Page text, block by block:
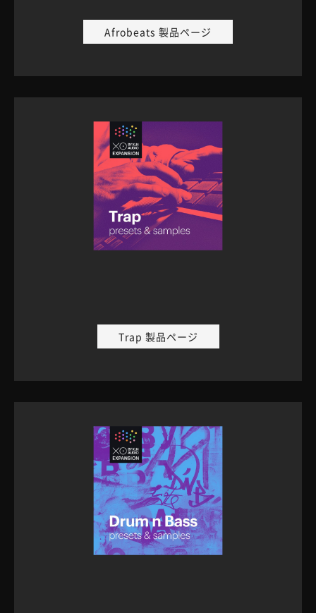
Afrobeats 製品ページ
Trap 製品ページ